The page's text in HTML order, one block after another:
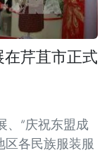
在芹苴市正式
、“庆祝东盟成
区各民族服装服